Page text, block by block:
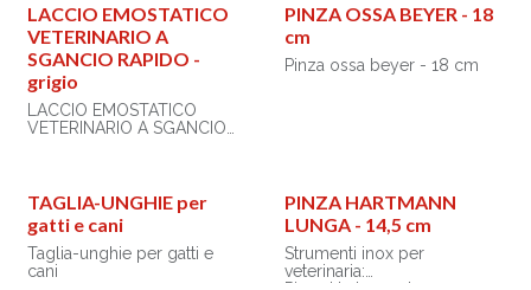
LACCIO EMOSTATICO
VETERINARIO A
SGANCIO RAPIDO -
grigio
LACCIO EMOSTATICO
VETERINARIO A SGANCIO
veterinario a sgancio rapido
per animali piccoli.
Sottilissimo, ideale per gatti
e cani di piccola taglia.
PINZA OSSA BEYER - 18
cm
Pinza ossa beyer - 18 cm
TAGLIA-UNGHIE per
gatti e cani
Taglia-unghie per gatti e
cani
PINZA HARTMANN
LUNGA - 14,5 cm
Strumenti inox per
veterinaria: